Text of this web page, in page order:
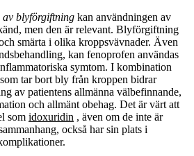
av blyförgiftning kan användningen av
men den är relevant. Blyförgiftning
smärta i olika kroppsvävnader. Även
kan fenoprofen användas
symtom. I kombination
tar bort bly från kroppen bidrar
av patientens allmänna välbefinnande,
och allmänt obehag. Det är värt att
som idoxuridin , även om de inte är
också har sin plats i